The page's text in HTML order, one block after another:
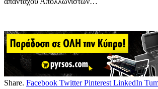
Share. Facebook Twitter Pinterest LinkedIn